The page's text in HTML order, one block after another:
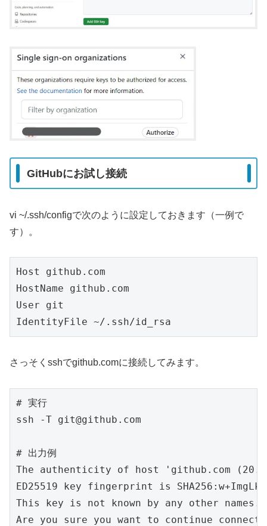
GitHubにお試し接続
vi ~/.ssh/configで次のように設定しておきます（一例で
す）。
Host github.com
HostName github.com
User git
IdentityFile ~/.ssh/id_rsa
さっそくsshでgithub.comに接続してみます。
# 実行
ssh -T git@github.com
# 出力例
The authenticity of host 'github.com
ED25519 key fingerprint is
This key is not known by any other names.
Are you sure you want to continue